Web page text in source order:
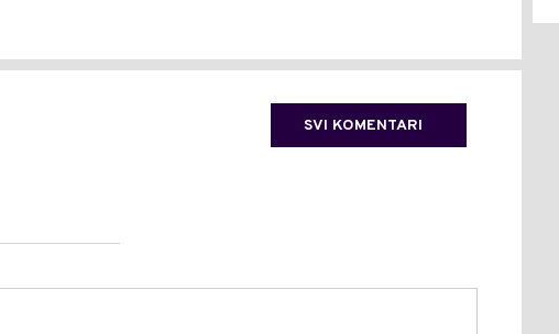
SVI KOMENTARI